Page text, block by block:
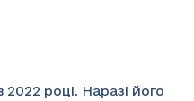
році. Наразі його